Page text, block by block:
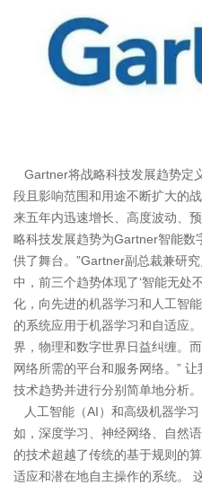
Gartner将战略科技发展趋势定
段且影响范围和用途不断扩大的
来五年内迅速增长、高度波动、
略科技发展趋势为Gartner智能
供了舞台。”Gartner副总裁兼研
中，前三个趋势体现了‘智能无处
化，向先进的机器学习和人工智
的系统应用于机器学习和自适应
界，物理和数字世界日益纠缠。
网络所需的平台和服务网络。”
技术趋势并进行分别简单地分析
人工智能（AI）和高级机器学
如，深度学习、神经网络、自然
的技术超越了传统的基于规则的
适应和潜在地自主操作的系统。